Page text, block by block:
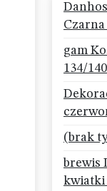
Czarna
gam
134/
(brak
brewis
kwiatki